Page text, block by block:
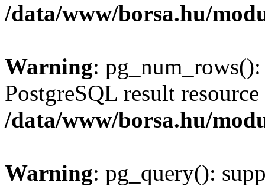
/data/www/borsa.hu/
Warning:
PostgreSQL result
/data/www/borsa.hu/
Warning: pg_query():